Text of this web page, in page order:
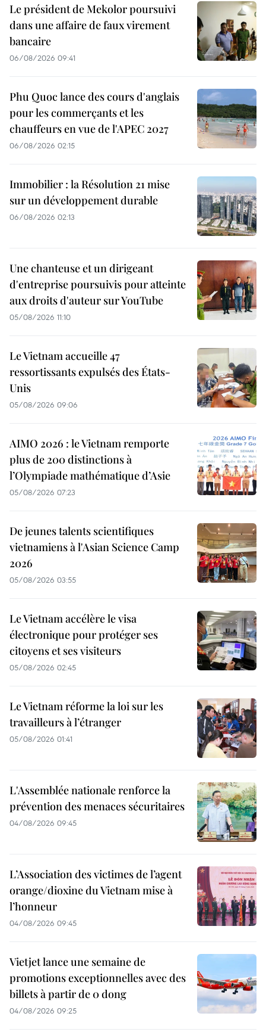
Le président de Mekolor poursuivi
dans une affaire de faux virement
bancaire
06/08/2026 09:41
Phu Quoc lance des cours d'anglais
pour les commerçants et les
chauffeurs en vue de l'APEC 2027
06/08/2026 02:15
Immobilier : la Résolution 21 mise
sur un développement durable
06/08/2026 02:13
Une chanteuse et un dirigeant
d'entreprise poursuivis pour atteinte
aux droits d'auteur sur YouTube
05/08/2026 11:10
Le Vietnam accueille 47
ressortissants expulsés des États-
Unis
05/08/2026 09:06
AIMO 2026 : le Vietnam remporte
plus de 200 distinctions à
l’Olympiade mathématique d’Asie
05/08/2026 07:23
De jeunes talents scientifiques
vietnamiens à l'Asian Science Camp
2026
05/08/2026 03:55
Le Vietnam accélère le visa
électronique pour protéger ses
citoyens et ses visiteurs
05/08/2026 02:45
Le Vietnam réforme la loi sur les
travailleurs à l’étranger
05/08/2026 01:41
L'Assemblée nationale renforce la
prévention des menaces sécuritaires
04/08/2026 09:45
L’Association des victimes de l’agent
orange/dioxine du Vietnam mise à
l’honneur
04/08/2026 09:45
Vietjet lance une semaine de
promotions exceptionnelles avec des
billets à partir de 0 dong
04/08/2026 09:25